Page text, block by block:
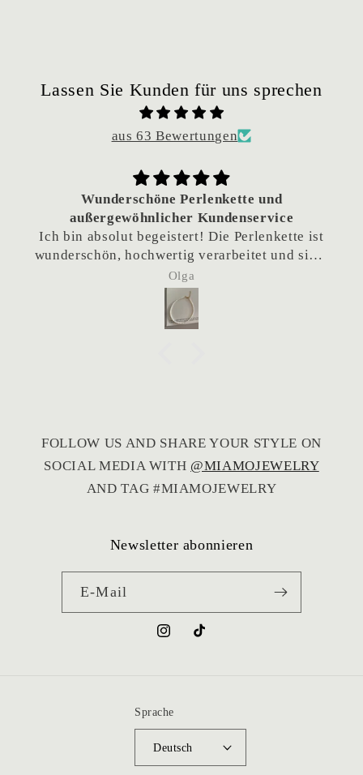
Lassen Sie Kunden für uns sprechen
aus 63 Bewertungen
Wunderschöne Perlenkette und
außergewöhnlicher Kundenservice
bin absolut begeistert! Die Perlenkette ist
hochwertig verarbeitet und sieht
einfach traumhaft aus.
Besonders hervorheben möchte ich den
Kundenservice. Da die Kette
Geschenk gedacht war und das Team sich
nicht selbstverständlich und hat mich
sehr gefreut.
den Shop von Herzen weiterempfehlen!
FOLLOW US AND SHARE YOUR STYLE ON
SOCIAL MEDIA WITH @MIAMOJEWELRY
AND TAG #MIAMOJEWELRY
Newsletter abonnieren
E-Mail
InstagramTikTok
Sprache
Deutsch